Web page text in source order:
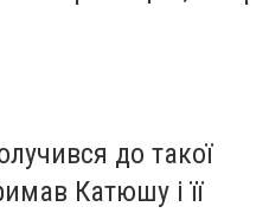
до такої
Катюшу і її